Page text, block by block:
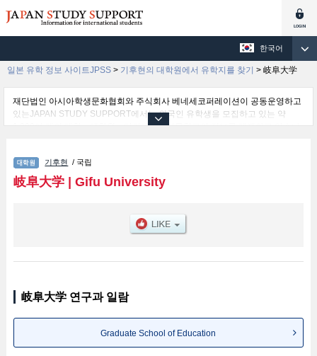
한국어
일본 유학 정보 사이트JPSS > 기후현의 대학원에서 유학지를 찾기 > 岐阜大学
재단법인 아시아학생문화협회와 주식회사 베네세코퍼레이션이 공동운영하고
있는JAPAN STUDY SUPPORT에서는 외국인 유학생을 모집하고 있는 약
1,300여 개의 대학・대학원・단기대학・전문학교의 정보를 게재하고 있습니
Education및Graduate School of Medicine및Graduate School of Engineering
및The United Graduate School of Agricultural Science, Gifu University및
Joint Graduate School of Veterinary Sciences및Graduate School of
Information Sciences및Graduate School of Natural Science and Technology
등의 연구과별 정보, 모집정원과 합격자수 등의 입시정보, 시설안내, 교통정보
기후현 / 국립
岐阜大学| Gifu University
岐阜大学 연구과 일람
Graduate School of Education